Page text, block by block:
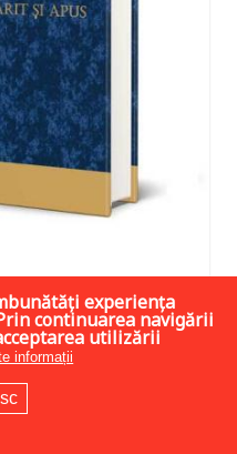
Wishlist
experiența
continuarea navigării
utilizării
informații